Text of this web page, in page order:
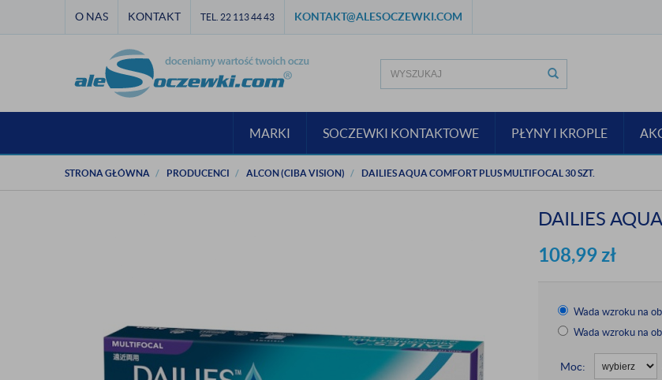
O NAS KONTAKT TEL. 22 113 44 43 KONTAKT@ALESOCZEWKI.COM
MARKI SOCZEWKI KONTAKTOWE PŁYNY I KROPLE
STRONA GŁÓWNA PRODUCENCI ALCON (CIBA VISION) DAILIES AQUA COMFORT PLUS MULTIFOCAL 30 SZT.
DAILIES
108,99 zł
Wada wzroku na
Wada wzroku na
Moc: